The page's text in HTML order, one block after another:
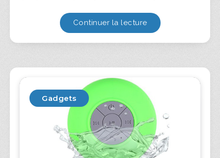
Continuer la lecture
Gadgets